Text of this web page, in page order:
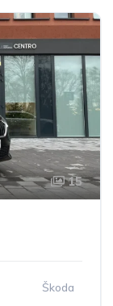
15
Škoda